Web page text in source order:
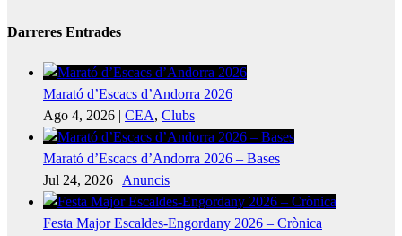
Darreres Entrades
Marató d’Escacs d’Andorra 2026
Ago 4, 2026 | CEA, Clubs
Marató d’Escacs d’Andorra 2026 – Bases
Jul 24, 2026 | Anuncis
Festa Major Escaldes-Engordany 2026 – Crònica